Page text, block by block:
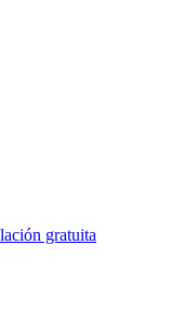
gratuita